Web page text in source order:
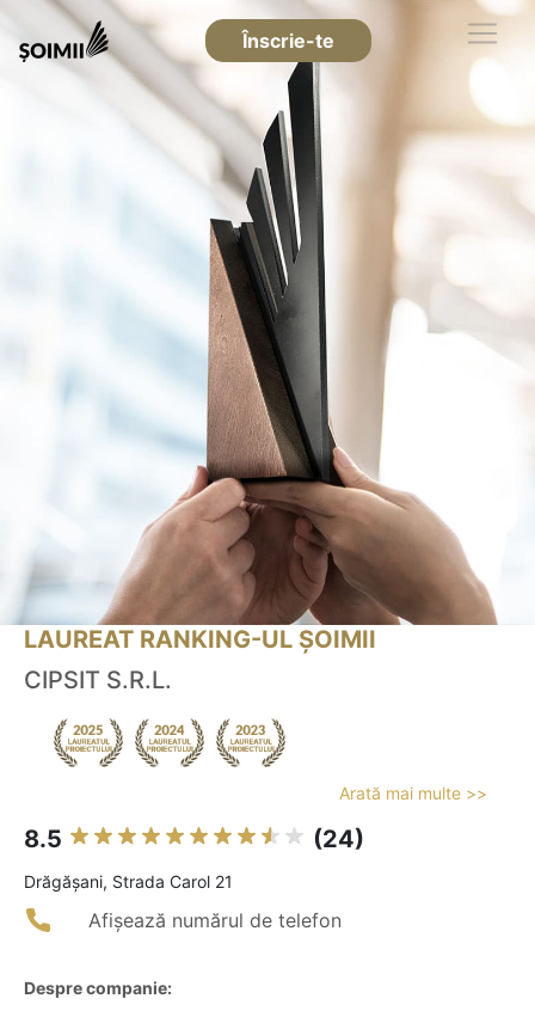
Înscrie-te
LAUREAT RANKING-UL ȘOIMII
CIPSIT S.R.L.
Arată mai multe >>
8.5 (24)
Drăgăşani, Strada Carol 21
Afișează numărul de telefon
Despre companie: